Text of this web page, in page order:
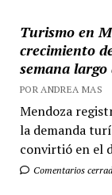
Turismo en
crecimiento
semana largo
POR ANDREA MAS
Mendoza
la demanda
convirtió en el
Comentarios